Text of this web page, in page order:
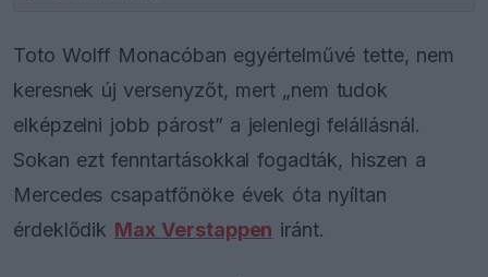
Toto Wolff Monacóban egyértelművé tette, nem
keresnek új versenyzőt, mert „nem tudok
elképzelni jobb párost” a jelenlegi felállásnál.
Sokan ezt fenntartásokkal fogadták, hiszen a
Mercedes csapatfőnöke évek óta nyíltan
érdeklődik Max Verstappen iránt.